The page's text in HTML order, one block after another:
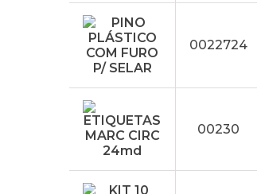
0022724
00230